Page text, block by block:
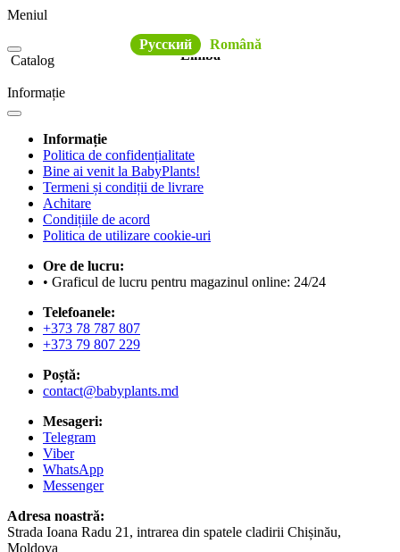
Meniul
Limba
Русский
Română
Catalog
Informație
Informație
Politica de confidențialitate
Bine ai venit la BabyPlants!
Termeni și condiții de livrare
Achitare
Condițiile de acord
Politica de utilizare cookie-uri
Ore de lucru:
• Graficul de lucru pentru magazinul online: 24/24
Telefoanele:
+373 78 787 807
+373 79 807 229
Poștă:
contact@babyplants.md
Mesageri:
Telegram
Viber
WhatsApp
Messenger
Adresa noastră:
Strada Ioana Radu 21, intrarea din spatele cladirii Chișinău,
Moldova